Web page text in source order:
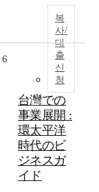
복
사/
대
출
신
청
6
台灣での
事業展開 :
環太平洋
時代のビ
ジネスガ
イド